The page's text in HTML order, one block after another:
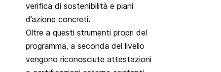
verifica di sostenibilità e piani
d’azione concreti.
Oltre a questi strumenti propri del
programma, a seconda del livello
vengono riconosciute attestazioni